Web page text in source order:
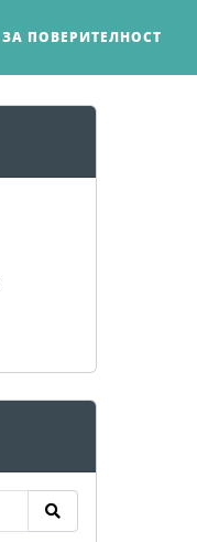
ПОВЕРИТЕЛНОСТ